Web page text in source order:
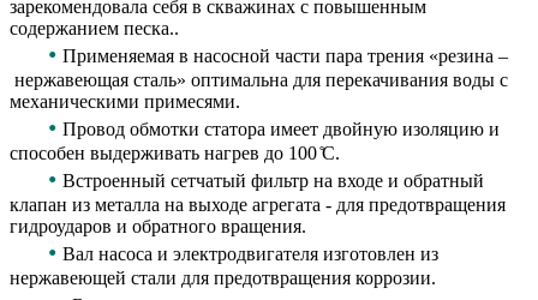
зарекомендовала себя в скважинах с повышенным
содержанием песка..
• Применяемая в насосной части пара трения «резина –
нержавеющая сталь» оптимальна для перекачивания воды с
механическими примесями.
• Провод обмотки статора имеет двойную изоляцию и
способен выдерживать нагрев до 100 ̊С.
• Встроенный сетчатый фильтр на входе и обратный
клапан из металла на выходе агрегата - для предотвращения
гидроударов и обратного вращения.
• Вал насоса и электродвигателя изготовлен из
нержавеющей стали для предотвращения коррозии.